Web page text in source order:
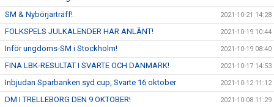
SM & Nybörjarträff! 2021-10-21 14:28
FOLKSPELS JULKALENDER HAR ANLÄNT! 2021-10-19 10:44
Inför ungdoms-SM i Stockholm! 2021-10-19 08:40
FINA LBK-RESULTAT I SVARTE OCH DANMARK! 2021-10-17 14:53
Inbjudan Sparbanken syd cup, Svarte 16 oktober 2021-10-12 11:12
DM I TRELLEBORG DEN 9 OKTOBER! 2021-10-08 11:29